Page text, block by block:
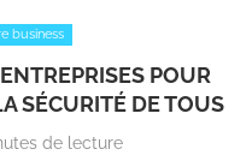
business
POUR
SÉCURITÉ DE TOUS
de lecture